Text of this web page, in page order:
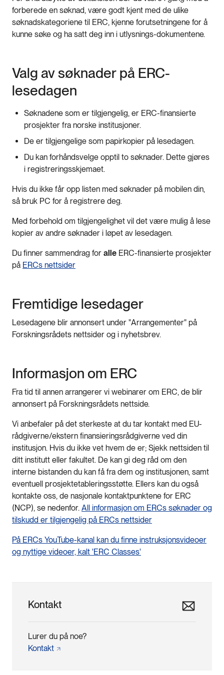
forberede en søknad, være godt kjent med de ulike
søknadskategoriene til ERC, kjenne forutsetningene for å
kunne søke og ha satt deg inn i utlysnings-dokumentene.
Valg av søknader på ERC-
lesedagen
Søknadene som er tilgjengelig, er ERC-finansierte
prosjekter fra norske institusjoner.
De er tilgjengelige som papirkopier på lesedagen.
Du kan forhåndsvelge opptil to søknader. Dette gjøres
i registreringsskjemaet.
Hvis du ikke får opp listen med søknader på mobilen din,
så bruk PC for å registrere deg.
Med forbehold om tilgjengelighet vil det være mulig å lese
kopier av andre søknader i løpet av lesedagen.
Du finner sammendrag for alle ERC-finansierte prosjekter
på ERCs nettsider
Fremtidige lesedager
Lesedagene blir annonsert under "Arrangementer" på
Forskningsrådets nettsider og i nyhetsbrev.
Informasjon om ERC
Fra tid til annen arrangerer vi webinarer om ERC, de blir
annonsert på Forskningsrådets nettside.
Vi anbefaler på det sterkeste at du tar kontakt med EU-
rådgiverne/ekstern finansieringsrådgiverne ved din
institusjon. Hvis du ikke vet hvem de er; Sjekk nettsiden til
ditt institutt eller fakultet. De kan gi deg råd om den
interne bistanden du kan få fra dem og institusjonen, samt
eventuell prosjektetableringsstøtte. Ellers kan du også
kontakte oss, de nasjonale kontaktpunktene for ERC
(NCP), se nedenfor. All informasjon om ERCs søknader og
tilskudd er tilgjengelig på ERCs nettsider
På ERCs YouTube-kanal kan du finne instruksjonsvideoer
og nyttige videoer, kalt 'ERC Classes'
Kontakt
Lurer du på noe?
Kontakt